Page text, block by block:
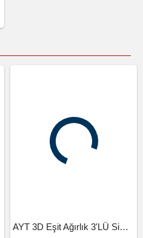
AYT 3D Eşit Ağırlık 3'LÜ Simülasyon Deneme